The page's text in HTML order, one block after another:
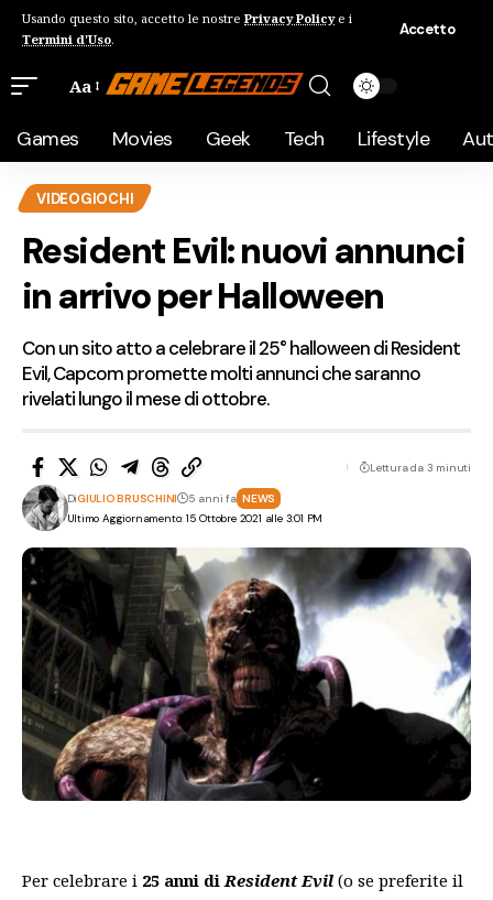
Usando questo sito, accetto le nostre Privacy Policye i
Termini d'Uso.
Accetto
Aa
Games Movies Geek Tech Lifestyle
VIDEOGIOCHI
Resident Evil: nuovi annunci
in arrivo per Halloween
Con un sito atto a celebrare il 25° halloween di Resident
Evil, Capcom promette molti annunci che saranno
rivelati lungo il mese di ottobre.
Ultimo Aggiornamento: 15 Ottobre 2021 alle 3:01 PM
DiGIULIO BRUSCHINI 5 anni fa NEWS
Lettura da 3 minuti
Per celebrare i 25 anni di Resident Evil (o se preferite il